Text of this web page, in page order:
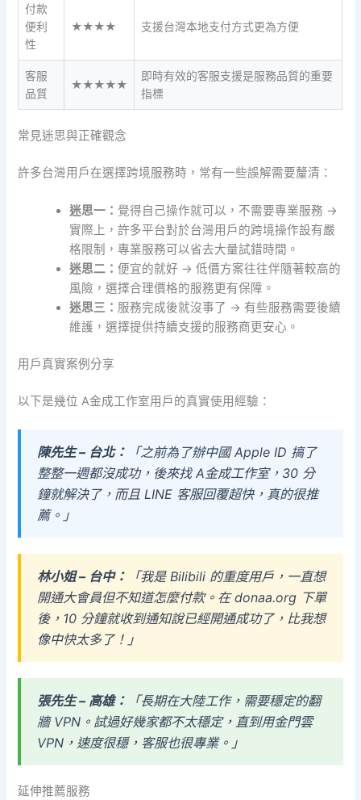
付款
便利
性
★★★★ 支援台灣本地支付方式更為方便
客服
品質
★★★★★
即時有效的客服支援是服務品質的重要
指標
常見迷思與正確觀念
許多台灣用戶在選擇跨境服務時，常有一些誤解需要釐清：
迷思一： 覺得自己操作就可以，不需要專業服務 →
實際上，許多平台對於台灣用戶的跨境操作設有嚴
格限制，專業服務可以省去大量試錯時間。
迷思二：便宜的就好 → 低價方案往往伴隨著較高的
風險，選擇合理價格的服務更有保障。
迷思三： 服務完成後就沒事了 → 有些服務需要後續
維護，選擇提供持續支援的服務商更安心。
用戶真實案例分享
以下是幾位 A金成工作室用戶的真實使用經驗：
陳先生 – 台北：
「之前為了辦中國 Apple ID 搞了
整整一週都沒成功，後來找 A金成工作室，30 分
鐘就解決了，而且 LINE 客服回覆超快，真的很推
薦。」
林小姐 – 台中：
「我是 Bilibili 的重度用戶，一直想
開通大會員但不知道怎麼付款。在 donaa.org 下單
後，10 分鐘就收到通知說已經開通成功了，比我想
像中快太多了！」
張先生 – 高雄：
「長期在大陸工作，需要穩定的翻
牆 VPN。試過好幾家都不太穩定，直到用金門雲
VPN，速度很穩，客服也很專業。」
延伸推薦服務